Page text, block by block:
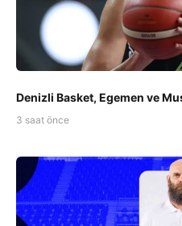
Denizli Basket, Egemen ve
3 saat önce